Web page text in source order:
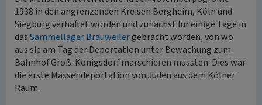
1938 in den angrenzenden Kreisen Bergheim, Köln und
Siegburg verhaftet worden und zunächst für einige Tage in
dasSammellager Brauweilergebracht worden, von wo
aus sie am Tag der Deportation unter Bewachung zum
Bahnhof Groß-Königsdorf marschieren mussten. Dies war
die erste Massendeportation von Juden aus dem Kölner
Raum.